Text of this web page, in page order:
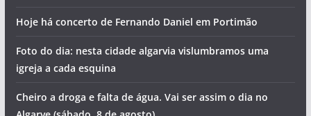
Hoje há concerto de Fernando Daniel em Portimão
Foto do dia: nesta cidade algarvia vislumbramos uma
igreja a cada esquina
Cheiro a droga e falta de água. Vai ser assim o dia no